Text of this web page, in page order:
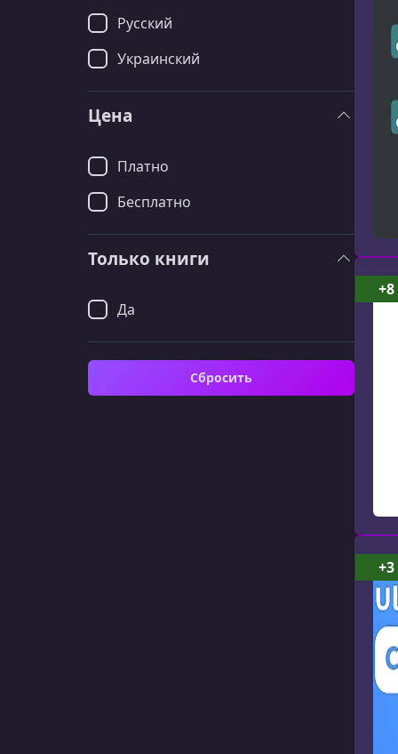
Русский
Украинский
Цена
Платно
Бесплатно
Только книги
Да
Сбросить
+8
+3